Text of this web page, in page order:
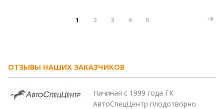
1 2 3 4 5
ОТЗЫВЫ НАШИХ ЗАКАЗЧИКОВ
Начиная с 1999 года ГК
АвтоСпецЦентр плодотворно